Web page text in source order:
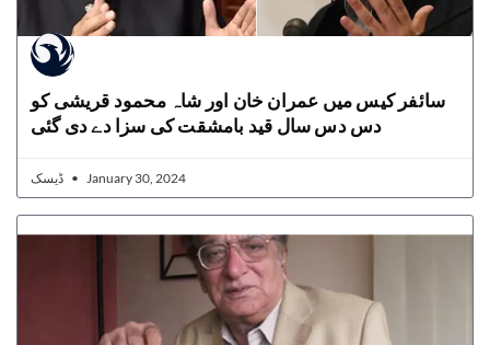
سائفر کیس میں عمران خان اور شاہ محمود قریشی کو
دس دس سال قید بامشقت کی سزا دے دی گئی
January 30, 2024